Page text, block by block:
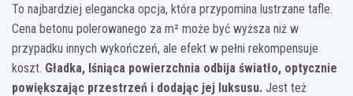
To najbardziej elegancka opcja, która przypomina lustrzane tafle.
Cena betonu polerowanego za m² może być wyższa niż w
przypadku innych wykończeń, ale efekt w pełni rekompensuje
koszt. Gładka, lśniąca powierzchnia odbija światło, optycznie
powiększając przestrzeń i dodając jej luksusu. Jest też